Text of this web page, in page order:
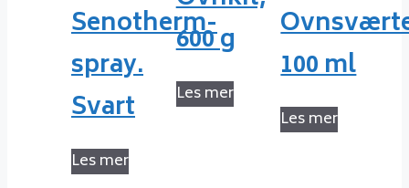
Senotherm-
spray.
Svart
Les mer
600 g
Les mer
100 ml
Les mer